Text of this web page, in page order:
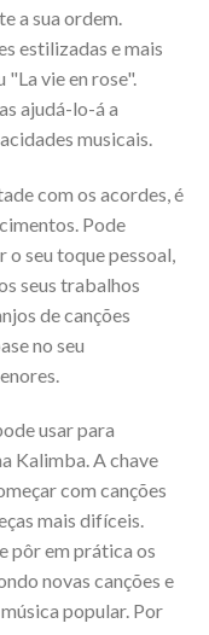
a sua ordem.
estilizadas e mais
vie en rose".
ajudá-lo-á a
musicais.
com os acordes, é
Pode
o seu toque pessoal,
seus trabalhos
de canções
no seu
usar para
Kalimba. A chave
com canções
mais difíceis.
pôr em prática os
novas canções e
popular. Por